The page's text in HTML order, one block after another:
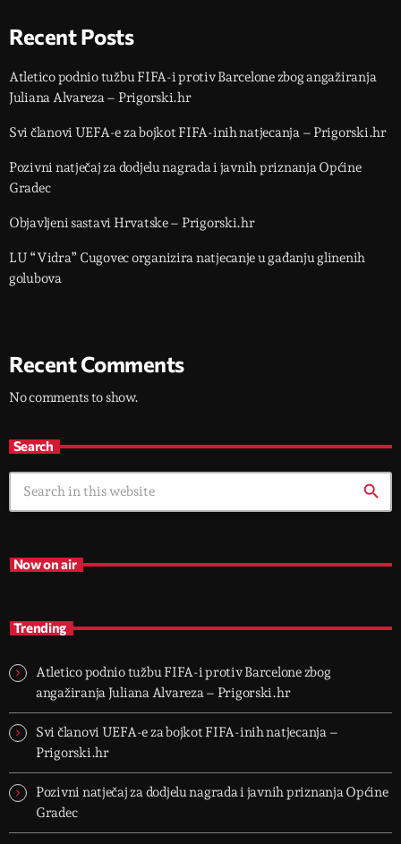
Recent Posts
Atletico podnio tužbu FIFA-i protiv Barcelone zbog angažiranja
Juliana Alvareza – Prigorski.hr
Svi članovi UEFA-e za bojkot FIFA-inih natjecanja – Prigorski.hr
Pozivni natječaj za dodjelu nagrada i javnih priznanja Općine
Gradec
Objavljeni sastavi Hrvatske – Prigorski.hr
LU “Vidra” Cugovec organizira natjecanje u gađanju glinenih
golubova
Recent Comments
No comments to show.
Search
search
Now on air
Trending
Atletico podnio tužbu FIFA-i protiv Barcelone zbog
angažiranja Juliana Alvareza – Prigorski.hr
Svi članovi UEFA-e za bojkot FIFA-inih natjecanja –
Prigorski.hr
Pozivni natječaj za dodjelu nagrada i javnih priznanja Općine
Gradec